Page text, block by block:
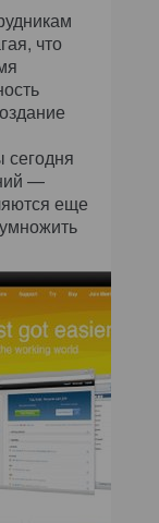
что
—
еще